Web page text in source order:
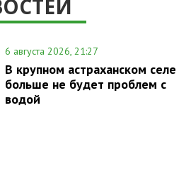
6 августа 2026, 21:27
В крупном астраханском селе
больше не будет проблем с
водой